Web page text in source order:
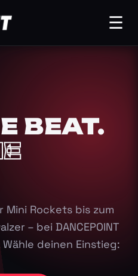
☰
BEAT.
Rockets bis zum
– bei DANCEPOINT
deinen Einstieg: